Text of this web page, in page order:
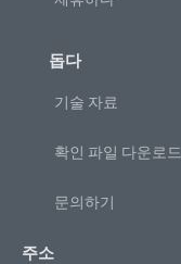
돕다
기술 자료
확인 파일 다운로드
문의하기
주소